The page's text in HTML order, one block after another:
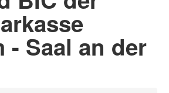
- Saal an der